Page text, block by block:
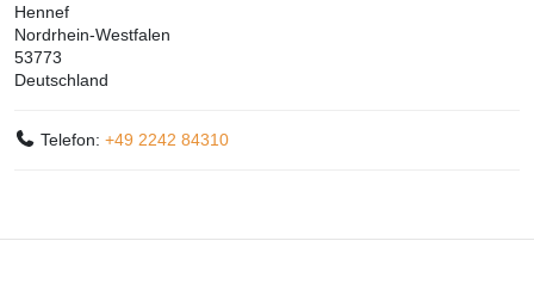
Hennef
Nordrhein-Westfalen
53773
Deutschland
Telefon:+49 2242 84310